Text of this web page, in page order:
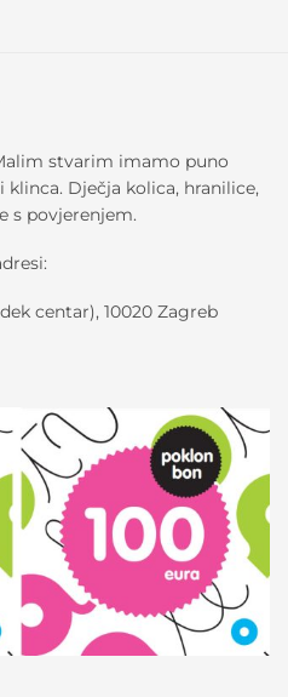
stvarim imamo puno
klinca. Dječja kolica, hranilice,
s povjerenjem.
centar), 10020 Zagreb